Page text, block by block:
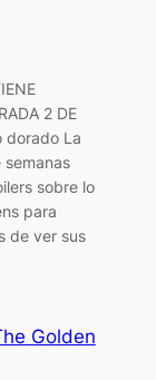
2 DE
dorado La
sobre lo
para
de ver sus